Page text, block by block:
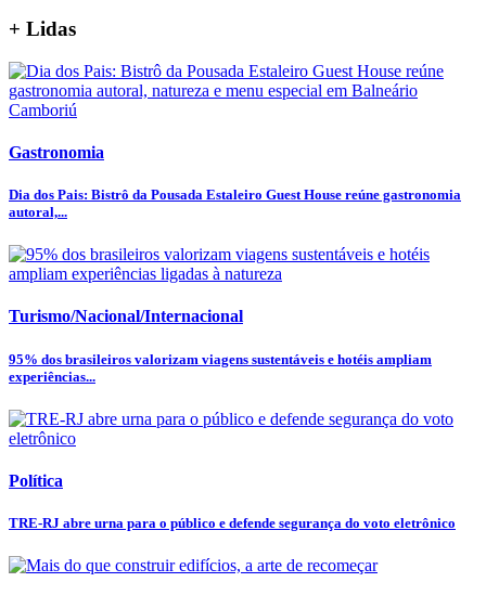
+ Lidas
Gastronomia
Dia dos Pais: Bistrô da Pousada Estaleiro Guest House reúne gastronomia
autoral,...
Turismo/Nacional/Internacional
95% dos brasileiros valorizam viagens sustentáveis e hotéis ampliam
experiências...
Política
TRE-RJ abre urna para o público e defende segurança do voto eletrônico